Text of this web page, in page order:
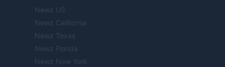
Newz US
Newz California
Newz Texas
Newz Florida
Newz New York